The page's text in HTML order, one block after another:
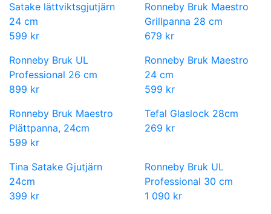
Satake lättviktsgjutjärn
24 cm
599 kr
Ronneby Bruk Maestro
Grillpanna 28 cm
679 kr
Ronneby Bruk UL
Professional 26 cm
899 kr
Ronneby Bruk Maestro
24 cm
599 kr
Ronneby Bruk Maestro
Plättpanna, 24cm
599 kr
Tefal Glaslock 28cm
269 kr
Tina Satake Gjutjärn
24cm
399 kr
Ronneby Bruk UL
Professional 30 cm
1 090 kr